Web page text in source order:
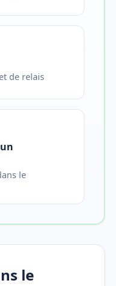
de relais
le
le